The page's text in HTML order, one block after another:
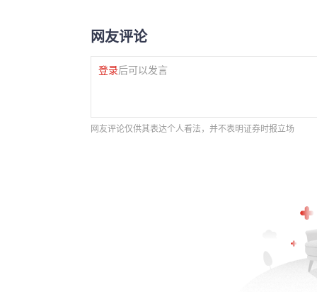
网友评论
登录后可以发言
网友评论仅供其表达个人看法，并不表明证券时报立场